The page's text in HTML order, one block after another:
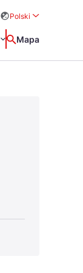
Polski
Wyszukaj
Mapa